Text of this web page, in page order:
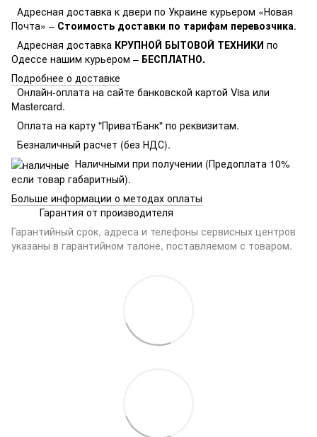
Адресная доставка к двери по Украине курьером «Новая
Почта» – Стоимость доставки по тарифам перевозчика.
Адресная доставка КРУПНОЙ БЫТОВОЙ ТЕХНИКИ по
Одессе нашим курьером – БЕСПЛАТНО.
Подробнее о доставке
Онлайн-оплата на сайте банковской картой Visa или
Mastercard.
Оплата на карту "ПриватБанк" по реквизитам.
Безналичный расчет (без НДС).
Наличными при получении (Предоплата 10%
если товар габаритный).
Больше информации о методах оплаты
Гарантия от производителя
Гарантийный срок, адреса и телефоны сервисных центров
указаны в гарантийном талоне, поставляемом с товаром.